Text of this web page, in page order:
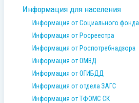
Информация для населения
Информация от Социального фонда
Информация от Росреестра
Информация от Роспотребнадзора
Информация от ОМВД
Информация от ОГИБДД
Информация от отдела ЗАГС
Информация от ТФОМС СК